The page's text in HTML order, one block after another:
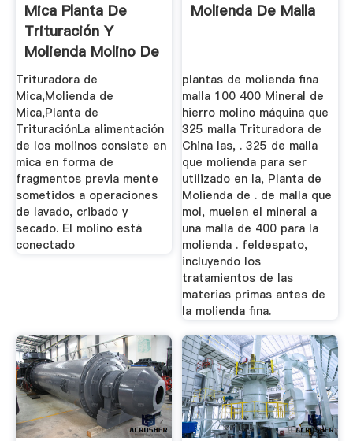
Mica Planta De
Trituración Y
Molienda Molino De
Trituradora de
Mica,Molienda de
Mica,Planta de
TrituraciónLa alimentación
de los molinos consiste en
mica en forma de
fragmentos previa mente
sometidos a operaciones
de lavado, cribado y
secado. El molino está
conectado
Molienda De Malla
plantas de molienda fina
malla 100 400 Mineral de
hierro molino máquina que
325 malla Trituradora de
China las, . 325 de malla
que molienda para ser
utilizado en la, Planta de
Molienda de . de malla que
mol, muelen el mineral a
una malla de 400 para la
molienda . feldespato,
incluyendo los
tratamientos de las
materias primas antes de
la molienda fina.